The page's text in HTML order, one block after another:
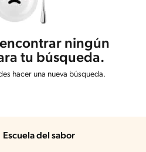
ningún
tu búsqueda.
hacer una nueva búsqueda.
Escuela del sabor